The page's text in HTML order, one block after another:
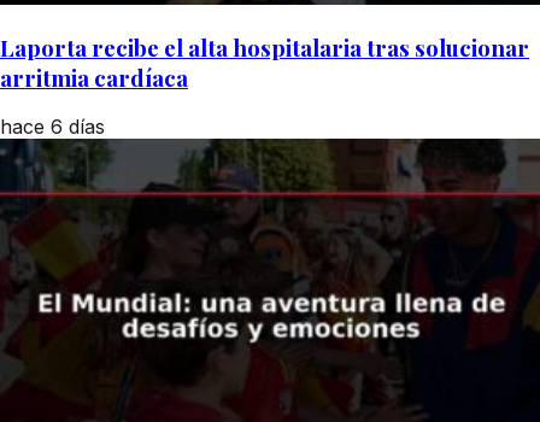
Laporta recibe el alta hospitalaria tras solucionar
arritmia cardíaca
hace 6 días